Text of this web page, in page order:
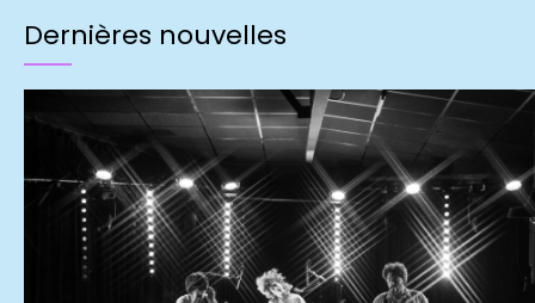
Dernières nouvelles